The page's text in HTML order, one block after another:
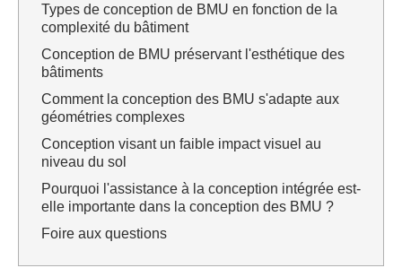
Types de conception de BMU en fonction de la
complexité du bâtiment
Conception de BMU préservant l'esthétique des
bâtiments
Comment la conception des BMU s'adapte aux
géométries complexes
Conception visant un faible impact visuel au
niveau du sol
Pourquoi l'assistance à la conception intégrée est-
elle importante dans la conception des BMU ?
Foire aux questions